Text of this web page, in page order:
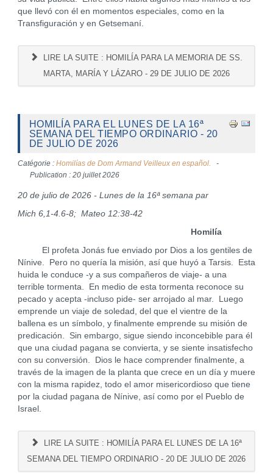
que llevó con él en momentos especiales, como en la
Transfiguración y en Getsemaní.
LIRE LA SUITE : HOMILÍA PARA LA MEMORIA DE SS.
MARTA, MARÍA Y LÁZARO - 29 DE JULIO DE 2026
HOMILÍA PARA EL LUNES DE LA 16ª
SEMANA DEL TIEMPO ORDINARIO - 20
DE JULIO DE 2026
Catégorie : Homilías de Dom Armand Veilleux en español.
Publication : 20 juillet 2026
20 de julio de 2026 - Lunes de la 16ª semana par
Mich 6,1-4.6-8; Mateo 12:38-42
Homilía
El profeta Jonás fue enviado por Dios a los gentiles de
Nínive. Pero no quería la misión, así que huyó a Tarsis. Esta
huida le conduce -y a sus compañeros de viaje- a una
terrible tormenta. En medio de esta tormenta reconoce su
pecado y acepta -incluso pide- ser arrojado al mar. Luego
emprende un viaje de soledad, del que el vientre de la
ballena es un símbolo, y finalmente emprende su misión de
predicación. Sin embargo, sigue siendo inconcebible para él
que una ciudad pagana se convierta, y se siente insatisfecho
con su conversión. Dios le hace comprender finalmente, a
través de la imagen de la planta que crece en un día y muere
con la misma rapidez, todo el amor misericordioso que tiene
por la ciudad pagana de Nínive, así como por el Pueblo de
Israel.
LIRE LA SUITE : HOMILÍA PARA EL LUNES DE LA 16ª
SEMANA DEL TIEMPO ORDINARIO - 20 DE JULIO DE 2026